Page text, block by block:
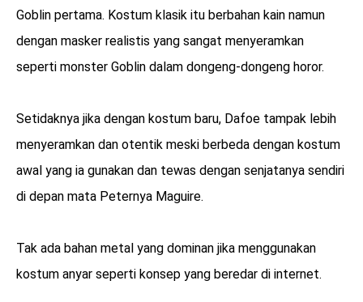
Goblin pertama. Kostum klasik itu berbahan kain namun
dengan masker realistis yang sangat menyeramkan
seperti monster Goblin dalam dongeng-dongeng horor.
Setidaknya jika dengan kostum baru, Dafoe tampak lebih
menyeramkan dan otentik meski berbeda dengan kostum
awal yang ia gunakan dan tewas dengan senjatanya sendiri
di depan mata Peternya Maguire.
Tak ada bahan metal yang dominan jika menggunakan
kostum anyar seperti konsep yang beredar di internet.